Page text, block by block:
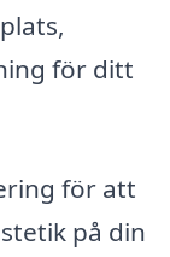
för ditt
för att
på din